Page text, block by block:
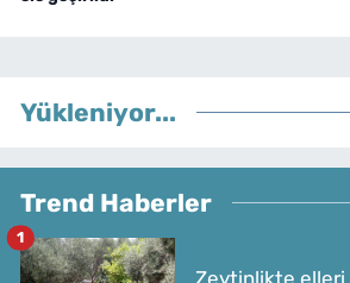
Yükleniyor...
Trend Haberler
Zeytinlikte elleri
1